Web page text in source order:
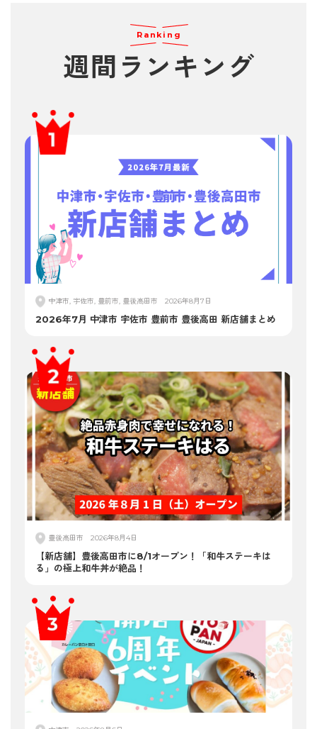
Ranking
週間 ランキング
中津市, 宇佐市, 豊前市, 豊後高田市 2026年8月7日
2026年7月 中津市 宇佐市 豊前市 豊後高田 新店舗まとめ
豊後高田市 2026年8月4日
【新店舗】豊後高田市に8/1オープン！「和牛ステーキは
る」の極上和牛丼が絶品！